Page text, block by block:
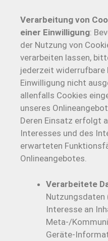
Verarbeitung von
einer Einwilligung:
der Nutzung von
verarbeiten lassen,
jederzeit widerrufbare
Einwilligung nicht
allenfalls Cookies
unseres
Deren Einsatz erfolgt
Interesses und des
erwarteten
Onlineangebotes.
Verarbeitete
Nutzungsdaten
Interesse an
Meta-/
Geräte-